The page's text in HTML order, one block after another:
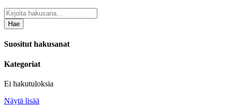
Hae
Suositut hakusanat
Kategoriat
Ei hakutuloksia
Näytä lisää